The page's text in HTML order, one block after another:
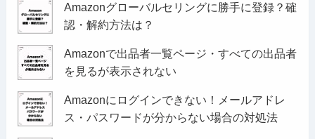
Amazonグローバルセリングに勝手に登録？確
認・解約方法は？
Amazonで出品者一覧ページ・すべての出品者
を見るが表示されない
Amazonにログインできない！メールアドレ
ス・パスワードが分からない場合の対処法